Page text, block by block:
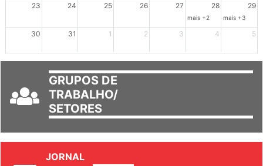
23 24 25 26 27 28 29
mais +2 mais +3
30 31 1 2 3 4 5
GRUPOS DE
TRABALHO/
SETORES
JORNAL